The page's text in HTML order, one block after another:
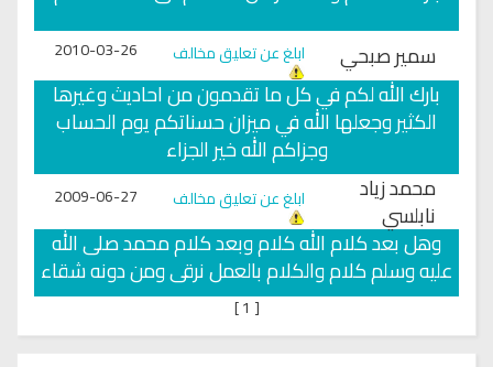
سمير صبحي
ابلغ عن تعليق مخالف 2010-03-26
بارك الله لكم في كل ما تقدمون من احاديث وغيرها
الكثير وجعلها الله في ميزان حسناتكم يوم الحساب
وجزاكم الله خير الجزاء
محمد زياد
نابلسي ابلغ عن تعليق مخالف 2009-06-27
وهل بعد كلام الله كلام وبعد كلام محمد صلى الله
عليه وسلم كلام والكلام بالعمل نرقى ومن دونه شقاء
[
]